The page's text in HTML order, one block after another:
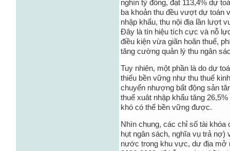
nghìn tỷ đồng, đạt 113,4% dự
ba khoản thu đều vượt dự toán
nhập khẩu, thu nội địa lần lượt
Đây là tín hiệu tích cực và nỗ
điều kiện vừa giãn hoãn thuế,
tăng cường quản lý thu ngân
Tuy nhiên, một phần là do dự
thiếu bền vững như thu thuế
chuyển nhượng bất động sản
thuế xuât nhập khẩu tăng
khó có thể bền vững được.
Nhìn chung, các chỉ số tài
hụt ngân sách, nghĩa vụ trả
nước trong khu vực, dư địa mở